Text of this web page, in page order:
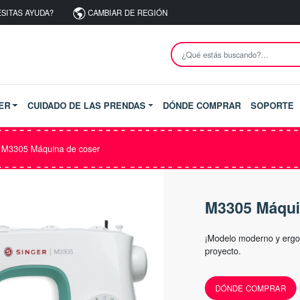
AYUDA? CAMBIAR DE REGIÓN
CUIDADO DE LAS PRENDAS DÓNDE COMPRAR SOPORTE
M3305 Máquina de coser
M3305
¡Modelo moderno y
proyecto.
DÓNDE COMPRAR